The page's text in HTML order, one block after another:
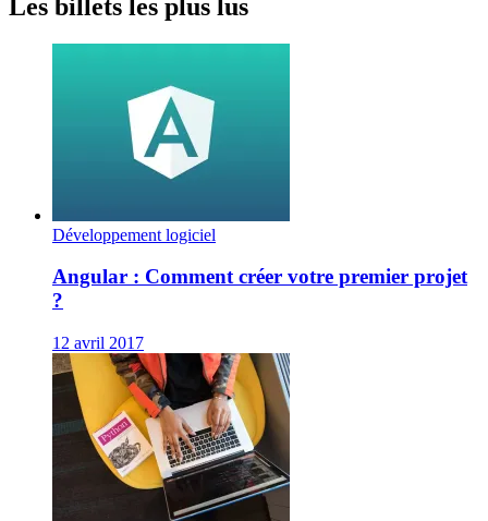
Les billets les plus lus
Développement logiciel
Angular : Comment créer votre premier projet
?
12 avril 2017